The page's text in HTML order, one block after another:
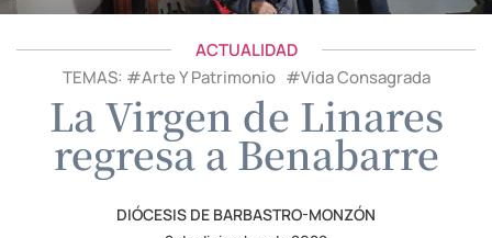
ACTUALIDAD
TEMAS: #Arte Y Patrimonio#Vida Consagrada
La Virgen de Linares
regresa a Benabarre
DIÓCESIS DE BARBASTRO-MONZÓN